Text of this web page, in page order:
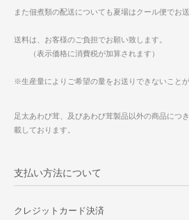
また佃煮類の配送についても夏場はクール便でお
送料は、お客様のご負担でお願い致します。
（表示価格に消費税が加算されます）
※生産量によりご希望の量をお送りできないことが
足太あわび茸、及びあわび茸製品以外の商品につ
載しております。
支払い方法について
クレジットカード決済